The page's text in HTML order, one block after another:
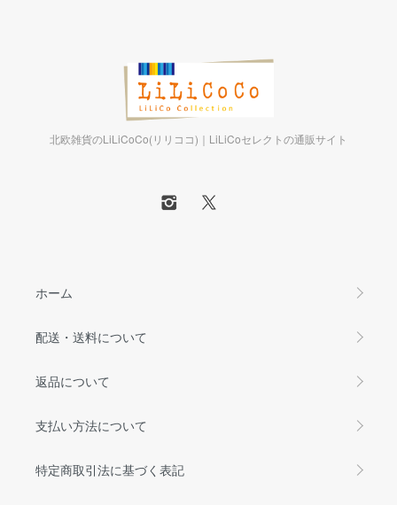
北欧雑貨のLiLiCoCo(リリココ)｜LiLiCoセレクトの通販サイト
ホーム
配送・送料について
返品について
支払い方法について
特定商取引法に基づく表記